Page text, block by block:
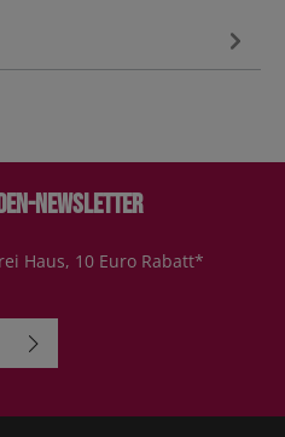
Newsletter
Haus, 10 Euro Rabatt*